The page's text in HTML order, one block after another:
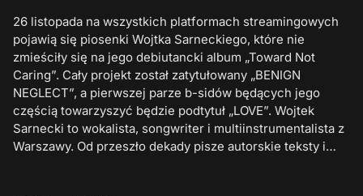
26 listopada na wszystkich platformach streamingowych
pojawią się piosenki Wojtka Sarneckiego, które nie
zmieściły się na jego debiutancki album „Toward Not
Caring”. Cały projekt został zatytułowany „BENIGN
NEGLECT”, a pierwszej parze b-sidów będących jego
częścią towarzyszyć będzie podtytuł „LOVE”. Wojtek
Sarnecki to wokalista, songwriter i multiinstrumentalista z
Warszawy. Od przeszło dekady pisze autorskie teksty i…